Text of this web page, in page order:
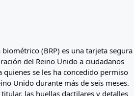
países
de visado
(BRP) es una tarjeta segura
del Reino Unido a ciudadanos
quienes se les ha concedido permiso
Unido durante más de seis meses.
las huellas dactilares y detalles